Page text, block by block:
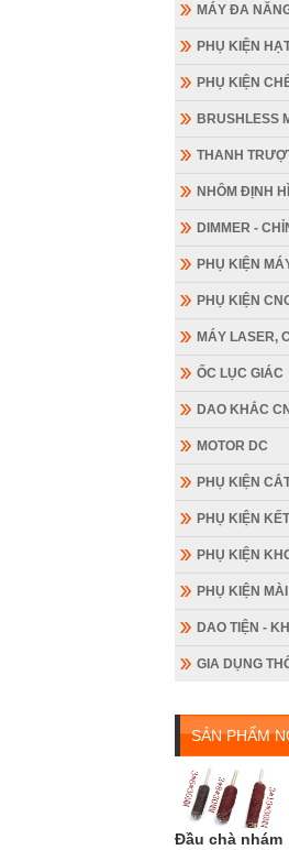
MÁY ĐA
PHỤ KIỆN
PHỤ KIỆN
BRUSHLESS
THANH
NHÔM ĐỊNH
DIMMER -
PHỤ KIỆN
PHỤ KIỆN
MÁY LASER,
ỐC LỤC GIÁC
DAO KHẮC
MOTOR DC
PHỤ KIỆN
PHỤ KIỆN
PHỤ KIỆN
PHỤ KIỆN
DAO TIỆN -
GIA DỤNG
SẢN PHẨM
Đầu chà nhám